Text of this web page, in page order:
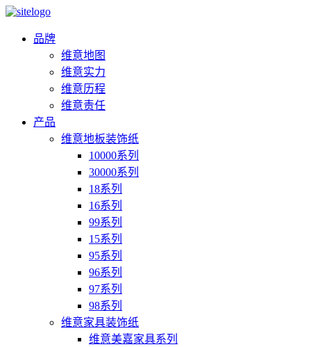
品牌
维意地图
维意实力
维意历程
维意责任
产品
维意地板装饰纸
10000系列
30000系列
18系列
16系列
99系列
15系列
95系列
96系列
97系列
98系列
维意家具装饰纸
维意美嘉家具系列